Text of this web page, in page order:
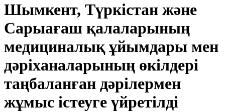
Шымкент, Түркістан және
Сарыағаш қалаларының
медициналық ұйымдары мен
дәріханаларының өкілдері
таңбаланған дәрілермен
жұмыс істеуге үйретілді